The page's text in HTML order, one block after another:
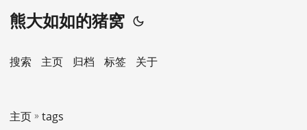
熊大如如的猪窝
搜索 主页 ️归档 标签 关于
主页 » tags